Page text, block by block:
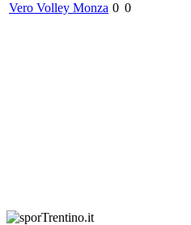
Vero Volley Monza 0 0